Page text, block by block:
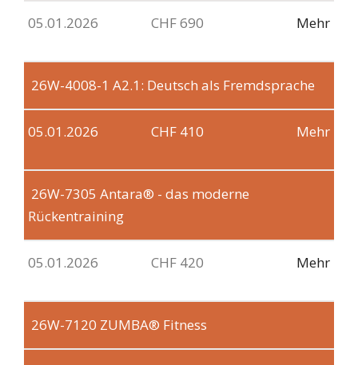
05.01.2026 CHF 690 Mehr
26W-4008-1 A2.1: Deutsch als Fremdsprache
05.01.2026 CHF 410 Mehr
26W-7305 Antara® - das moderne
Rückentraining
05.01.2026 CHF 420 Mehr
26W-7120 ZUMBA® Fitness